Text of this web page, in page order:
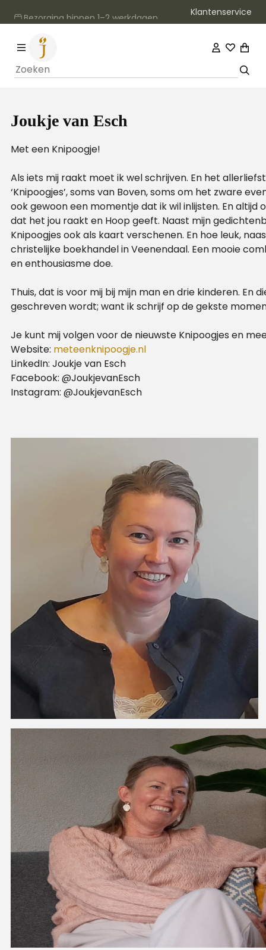
Bezorging binnen 1–2 werkdagen Klantenservice
Joukje van Esch
Met een Knipoogje!
Als iets mij raakt moet ik wel schrijven. En het
‘Knipoogjes’, soms van Boven, soms om het zware
ook gewoon een momentje dat ik wil inlijsten. En altijd
dat het jou raakt en Hoop geeft. Naast mijn
Knipoogjes ook als kaart verschenen. En hoe leuk,
christelijke boekhandel in Veenendaal. Een mooie
en enthousiasme doe.
Thuis, dat is voor mij bij mijn man en drie kinderen. En
geschreven wordt; want ik schrijf op de gekste
Je kunt mij volgen voor de nieuwste Knipoogjes en
Website: meteenknipoogje.nl
LinkedIn: Joukje van Esch
Facebook: @JoukjevanEsch
Instagram: @JoukjevanEsch